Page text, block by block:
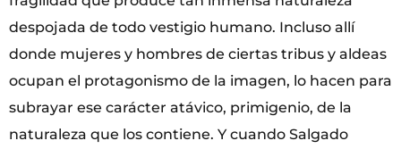
despojada de todo vestigio humano. Incluso allí
donde mujeres y hombres de ciertas tribus y aldeas
ocupan el protagonismo de la imagen, lo hacen para
subrayar ese carácter atávico, primigenio, de la
naturaleza que los contiene. Y cuando Salgado